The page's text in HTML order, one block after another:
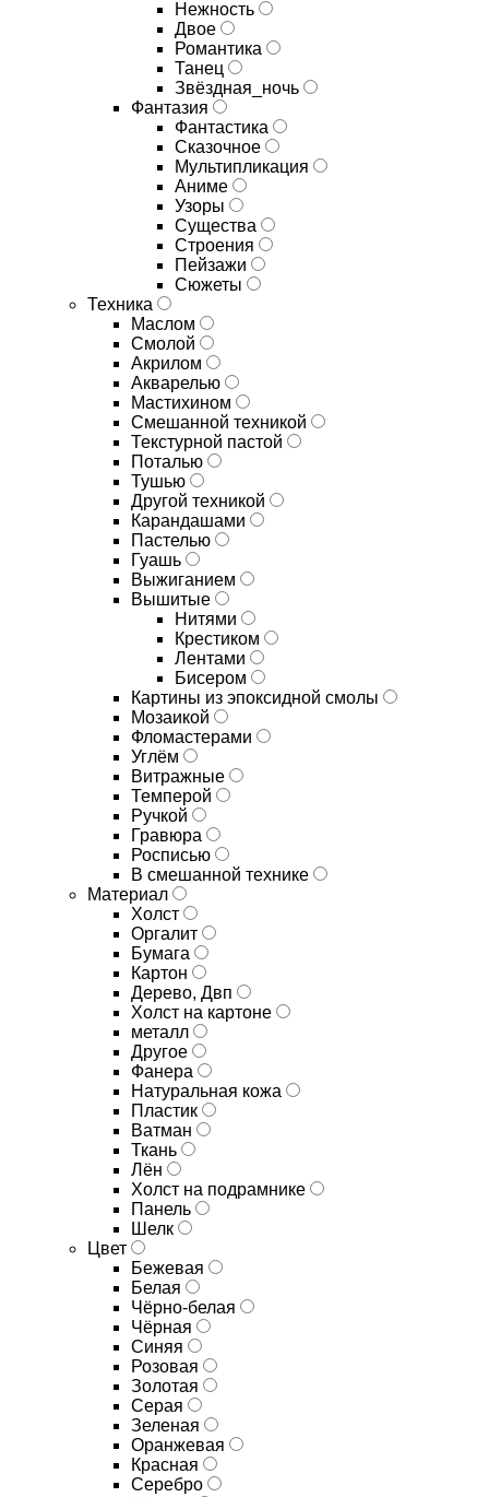
Нежность
Двое
Романтика
Танец
Звёздная_ночь
Фантазия
Фантастика
Сказочное
Мультипликация
Аниме
Узоры
Существа
Строения
Пейзажи
Сюжеты
Техника
Маслом
Смолой
Акрилом
Акварелью
Мастихином
Смешанной техникой
Текстурной пастой
Поталью
Тушью
Другой техникой
Карандашами
Пастелью
Гуашь
Выжиганием
Вышитые
Нитями
Крестиком
Лентами
Бисером
Картины из эпоксидной смолы
Мозаикой
Фломастерами
Углём
Витражные
Темперой
Ручкой
Гравюра
Росписью
В смешанной технике
Материал
Холст
Оргалит
Бумага
Картон
Дерево, Двп
Холст на картоне
металл
Другое
Фанера
Натуральная кожа
Пластик
Ватман
Ткань
Лён
Холст на подрамнике
Панель
Шелк
Цвет
Бежевая
Белая
Чёрно-белая
Чёрная
Синяя
Розовая
Золотая
Серая
Зеленая
Оранжевая
Красная
Серебро